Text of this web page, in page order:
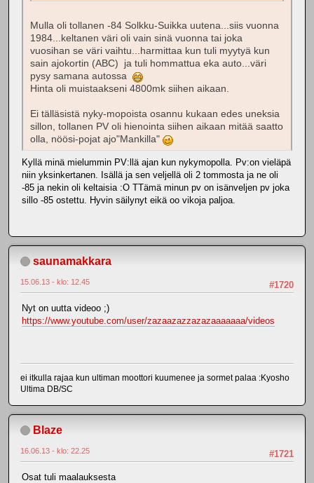
Mulla oli tollanen -84 Solkku-Suikka uutena...siis vuonna
1984...keltanen väri oli vain sinä vuonna tai joka
vuosihan se väri vaihtu...harmittaa kun tuli myytyä kun
sain ajokortin (ABC) ja tuli hommattua eka auto...väri
pysy samana autossa
Hinta oli muistaakseni 4800mk siihen aikaan.
Ei tälläsistä nyky-mopoista osannu kukaan edes uneksia
sillon, tollanen PV oli hienointa siihen aikaan mitää saatto
olla, nöösi-pojat ajo"Mankilla"
Kyllä minä mielummin PV:llä ajan kun nykymopolla. Pv:on vieläpä
niin yksinkertanen. Isällä ja sen veljellä oli 2 tommosta ja ne oli
-85 ja nekin oli keltaisia :O TTämä minun pv on isänveljen pv joka
sillo -85 ostettu. Hyvin säilynyt eikä oo vikoja paljoa.
saunamakkara
#1720
15.06.13 - klo: 12.45
Nyt on uutta videoo ;)
https://www.youtube.com/user/zazaazazzazazaaaaaaa/videos
ei itkulla rajaa kun ultiman moottori kuumenee ja sormet palaa :Kyosho
Ultima DB/SC
Blaze
#1721
16.06.13 - klo: 22.25
Osat tuli maalauksesta